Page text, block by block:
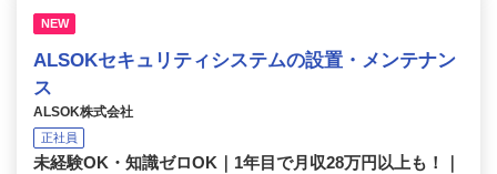
NEW
ALSOKセキュリティシステムの設置・メンテナン
ス
ALSOK株式会社
正社員
未経験OK・知識ゼロOK｜1年目で月収28万円以上も！｜